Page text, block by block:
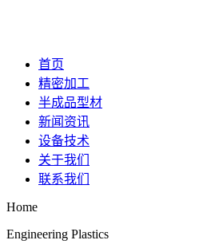
首页
精密加工
半成品型材
新闻资讯
设备技术
关于我们
联系我们
Home
Engineering Plastics